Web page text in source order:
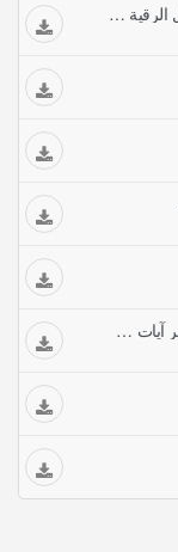
سورة الكهف كاملة بصوت الشيخ خالد الجليل الرقية الشرعية
الرقيه الشرعية للشيخ خالد الحبشي اول عشر آيات من سورة الصافات